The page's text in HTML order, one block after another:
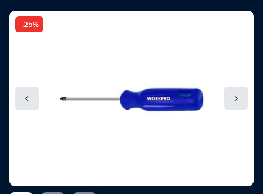
- 25%